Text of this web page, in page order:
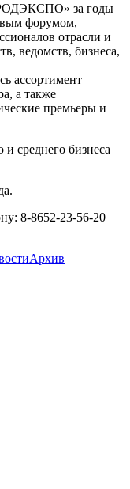
за годы
форумом,
отрасли и
ведомств, бизнеса,
ассортимент
а также
премьеры и
среднего бизнеса
8-8652-23-56-20
Архив